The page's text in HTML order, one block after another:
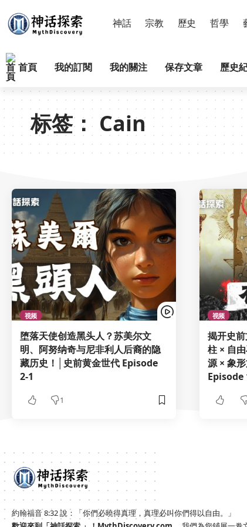
神話 宗教 歷史 哲學
首頁 我的訂閱 我的關注 保存文章 歷史
标签： Cain
视频
堕落天使创造黑头人？苏美尔文
明、阿努纳奇与尼非利人后裔的隐
藏历史！│史前黄金世代 Episode
2-1
1
视频
揭开史
柱 × 自
源 × 象
Episode
約翰福音 8:32 說：「你們必曉得真理，真理必叫你們得以自由。」